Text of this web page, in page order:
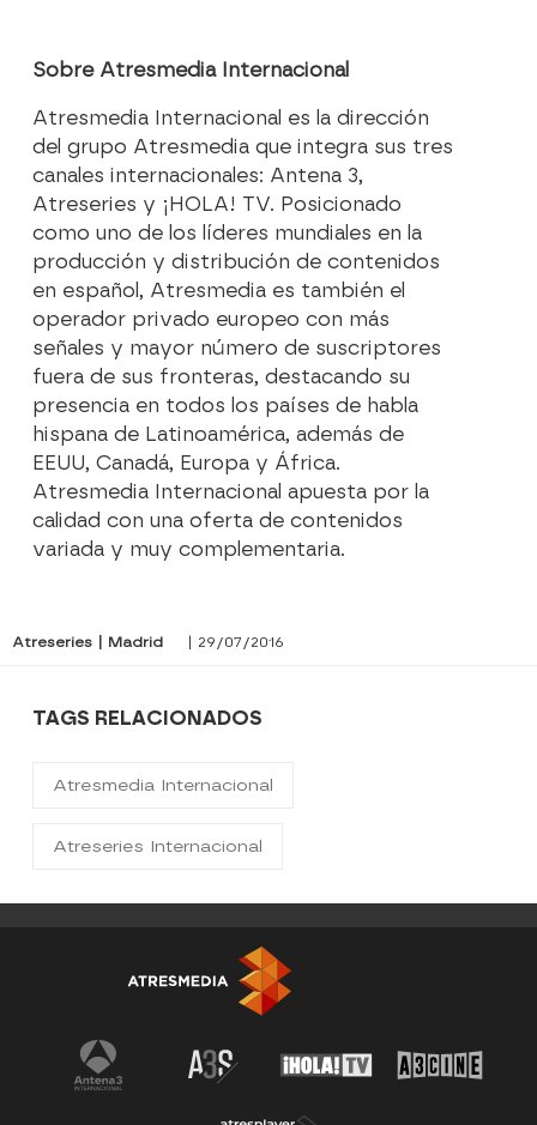
Sobre Atresmedia Internacional
Atresmedia Internacional es la dirección
del grupo Atresmedia que integra sus tres
canales internacionales: Antena 3,
Atreseries y ¡HOLA! TV. Posicionado
como uno de los líderes mundiales en la
producción y distribución de contenidos
en español, Atresmedia es también el
operador privado europeo con más
señales y mayor número de suscriptores
fuera de sus fronteras, destacando su
presencia en todos los países de habla
hispana de Latinoamérica, además de
EEUU, Canadá, Europa y África.
Atresmedia Internacional apuesta por la
calidad con una oferta de contenidos
variada y muy complementaria.
Atreseries | Madrid | 29/07/2016
TAGS RELACIONADOS
Atresmedia Internacional
Atreseries Internacional